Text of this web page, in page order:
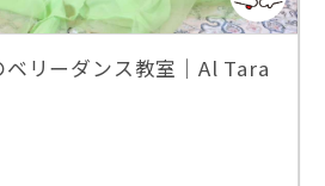
リーダンス教室｜Al Tara